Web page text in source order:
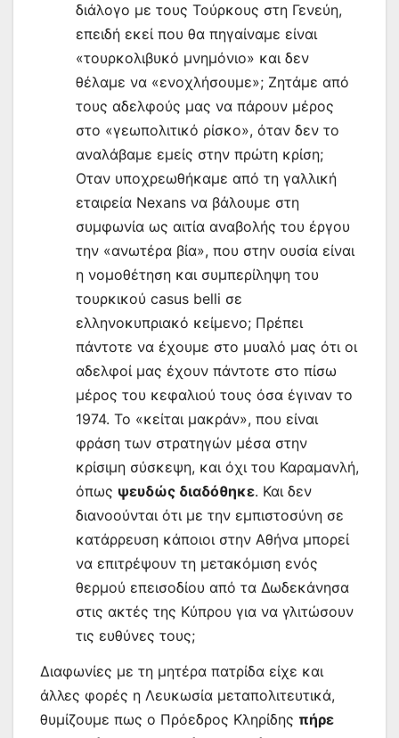
διάλογο με τους Τούρκους στη Γενεύη,
επειδή εκεί που θα πηγαίναμε είναι
«τουρκολιβυκό μνημόνιο» και δεν
θέλαμε να «ενοχλήσουμε»; Ζητάμε από
τους αδελφούς μας να πάρουν μέρος
στο «γεωπολιτικό ρίσκο», όταν δεν το
αναλάβαμε εμείς στην πρώτη κρίση;
Οταν υποχρεωθήκαμε από τη γαλλική
εταιρεία Nexans να βάλουμε στη
συμφωνία ως αιτία αναβολής του έργου
την «ανωτέρα βία», που στην ουσία είναι
η νομοθέτηση και συμπερίληψη του
τουρκικού casus belli σε
ελληνοκυπριακό κείμενο; Πρέπει
πάντοτε να έχουμε στο μυαλό μας ότι οι
αδελφοί μας έχουν πάντοτε στο πίσω
μέρος του κεφαλιού τους όσα έγιναν το
1974. Το «κείται μακράν», που είναι
φράση των στρατηγών μέσα στην
κρίσιμη σύσκεψη, και όχι του Καραμανλή,
όπως ψευδώς διαδόθηκε. Και δεν
διανοούνται ότι με την εμπιστοσύνη σε
κατάρρευση κάποιοι στην Αθήνα μπορεί
να επιτρέψουν τη μετακόμιση ενός
θερμού επεισοδίου από τα Δωδεκάνησα
στις ακτές της Κύπρου για να γλιτώσουν
τις ευθύνες τους;
Διαφωνίες με τη μητέρα πατρίδα είχε και
άλλες φορές η Λευκωσία μεταπολιτευτικά,
θυμίζουμε πως ο Πρόεδρος Κληρίδης πήρε